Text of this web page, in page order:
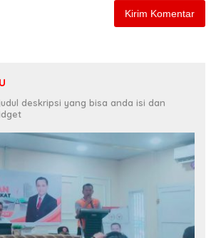
deskripsi yang bisa anda isi dan